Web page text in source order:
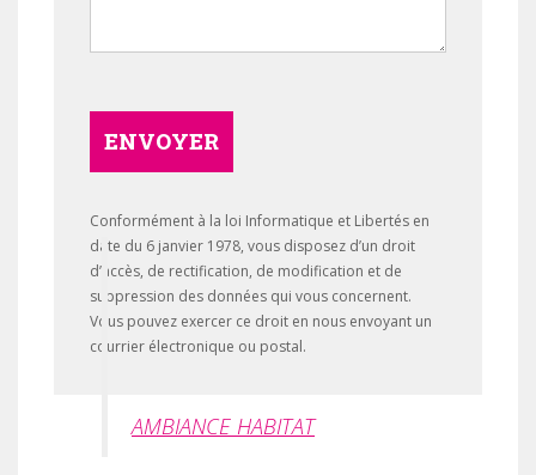
ENVOYER
Conformément à la loi Informatique et Libertés en
date du 6 janvier 1978, vous disposez d’un droit
d’accès, de rectification, de modification et de
suppression des données qui vous concernent.
Vous pouvez exercer ce droit en nous envoyant un
courrier électronique ou postal.
AMBIANCE HABITAT